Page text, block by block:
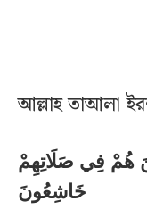
আল্লাহ তাআলা
الَّذِينَ هُمْ فِي صَلَاتِهِمْ
خَاشِعُونَ